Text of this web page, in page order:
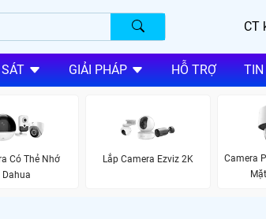
CT
GIẢI PHÁP HỖ TRỢ TIN
Có Thẻ Nhớ
Dahua
Lắp Camera Ezviz 2K
Camera